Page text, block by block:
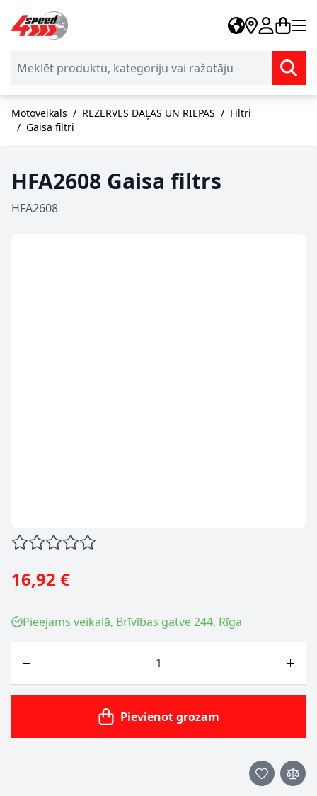
Skip to Content
Motoveikals / REZERVES DAĻAS UN RIEPAS / Filtri
/ Gaisa filtri
HFA2608 Gaisa filtrs
HFA2608
16,92 €
Pieejams veikalā, Brīvības gatve 244, Rīga
Pievienot grozam